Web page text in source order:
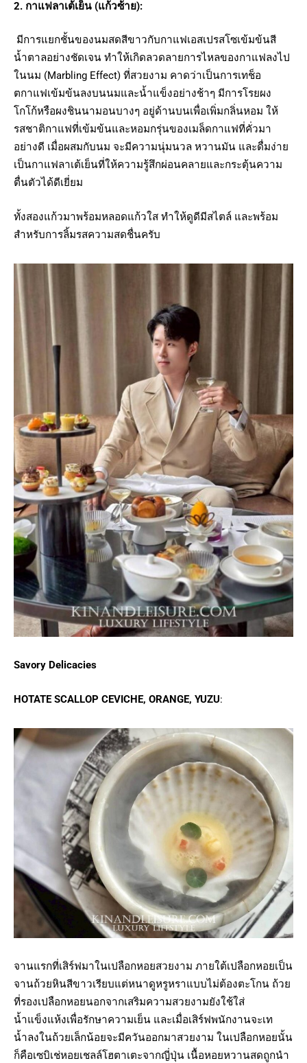
2. กาแฟลาเต้เย็น (แก้วซ้าย):
มีการแยกชั้นของนมสดสีขาวกับกาแฟเอสเปรสโซเข้มข้นสี
น้ำตาลอย่างชัดเจน ทำให้เกิดลวดลายการไหลของกาแฟลงไป
ในนม (Marbling Effect) ที่สวยงาม คาดว่าเป็นการเทช็อ
ตกาแฟเข้มข้นลงบนนมและน้ำแข็งอย่างช้าๆ มีการโรยผง
โกโก้หรือผงชินนามอนบางๆ อยู่ด้านบนเพื่อเพิ่มกลิ่นหอม ให้
รสชาติกาแฟที่เข้มข้นและหอมกรุ่นของเมล็ดกาแฟที่คั่วมา
อย่างดี เมื่อผสมกับนม จะมีความนุ่มนวล หวานมัน และดื่มง่าย
เป็นกาแฟลาเต้เย็นที่ให้ความรู้สึกผ่อนคลายและกระตุ้นความ
ตื่นตัวได้ดีเยี่ยม
ทั้งสองแก้วมาพร้อมหลอดแก้วใส ทำให้ดูดีมีสไตล์ และพร้อม
สำหรับการลิ้มรสความสดชื่นครับ
Savory Delicacies
HOTATE SCALLOP CEVICHE, ORANGE, YUZU:
จานแรกที่เสิร์ฟมาในเปลือกหอยสวยงาม ภายใต้เปลือกหอยเป็น
จานถ้วยหินสีขาวเรียบแต่หนาดูหรูหราแบบไม่ต้องตะโกน ถ้วย
ที่รองเปลือกหอยนอกจากเสริมความสวยงามยังใช้ใส่
น้ำแข็งแห้งเพื่อรักษาความเย็น และเมื่อเสิร์ฟพนักงานจะเท
น้ำลงในถ้วยเล็กน้อยจะมีควันออกมาสวยงาม ในเปลือกหอยนั้น
ก็คือเซบิเช่หอยเชลล์โฮตาเตะจากญี่ปุ่น เนื้อหอยหวานสดถูกนำ